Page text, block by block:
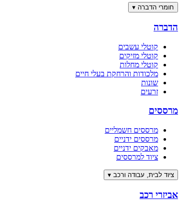
חומרי הדברה ▾
הדברה
קוטלי עשבים
קוטלי מזיקים
קוטלי מחלות
מלכודות והרחקת בעלי חיים
שונות
זרעים
מרססים
מרססים חשמליים
מרססים ידניים
מאבקים ידניים
ציוד למרססים
ציוד לבית, עבודה ורכב ▾
אביזרי רכב